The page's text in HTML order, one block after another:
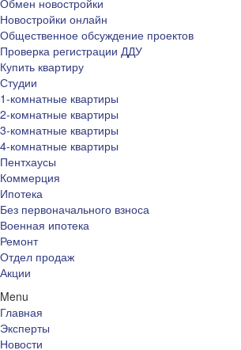
Обмен новостройки
Новостройки онлайн
Общественное обсуждение проектов
Проверка регистрации ДДУ
Купить квартиру
Студии
1-комнатные квартиры
2-комнатные квартиры
3-комнатные квартиры
4-комнатные квартиры
Пентхаусы
Коммерция
Ипотека
Без первоначального взноса
Военная ипотека
Ремонт
Отдел продаж
Акции
Menu
Главная
Эксперты
Новости